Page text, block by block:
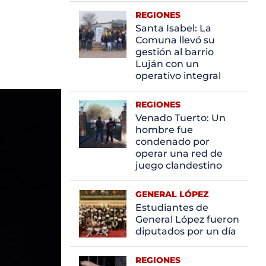
REGIONES
Santa Isabel: La
Comuna llevó su
gestión al barrio
Luján con un
operativo integral
REGIONES
Venado Tuerto: Un
hombre fue
condenado por
operar una red de
juego clandestino
GENERAL LÓPEZ
Estudiantes de
General López fueron
diputados por un día
REGIONES